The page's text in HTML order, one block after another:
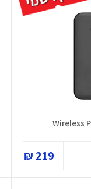
219 ₪